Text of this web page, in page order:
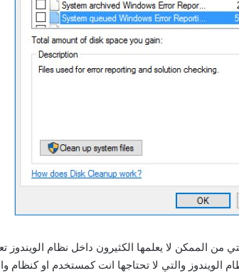
من الممكن لا يعلمها الكثيرون داخل نظام
الويندوز والتي لا تحتاجها انت كمستخدم او